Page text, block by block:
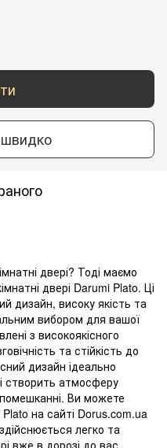
двері? Тоді маємо
двері Darumi Plato. Ці
дизайн, високу якість та
вибором для вашої
з високоякісного
та стійкість до
дизайн ідеально
створить атмосферу
Ви можете
на сайті Dorus.com.ua
легко та
вже в дорозі до вас.